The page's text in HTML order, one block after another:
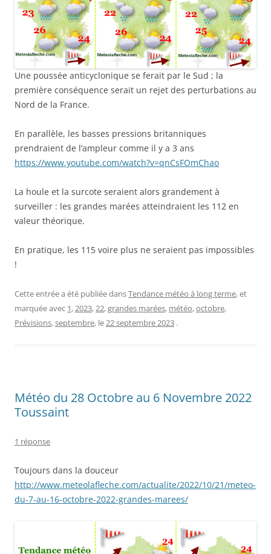
Une poussée anticyclonique se ferait par le Sud ; la
première conséquence serait un rejet des perturbations au
Nord de la France.
En parallèle, les basses pressions britanniques
prendraient de l’ampleur comme il y a 3 ans
https://www.youtube.com/watch?v=qnCsFOmChao
La houle et la surcote seraient alors grandement à
surveiller : les grandes marées atteindraient les 112 en
valeur théorique.
En pratique, les 115 voire plus ne seraient pas impossibles
!
Cette entrée a été publiée dansTendance météo à long terme, et
marquée avec 1,2023,22,grandes marées, météo,octobre,
Prévisions,septembre, le22 septembre 2023 .
Météo du 28 Octobre au 6 Novembre 2022
Toussaint
1 réponse
Toujours dans la douceur
http://www.meteolafleche.com/actualite/2022/10/21/meteo-
du-7-au-16-octobre-2022-grandes-marees/